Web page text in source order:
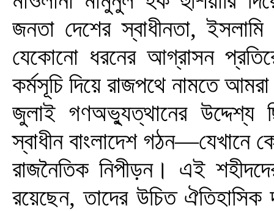
জনতা দেশের স্বাধীনতা,
যেকোনো ধরনের আগ্রাসন
কর্মসূচি দিয়ে রাজপথে নামতে
জুলাই গণঅভ্যুত্থানের উদ্দেশ্য
স্বাধীন বাংলাদেশ গঠন—যেখানে
রাজনৈতিক নিপীড়ন। এই
রয়েছেন, তাদের উচিত